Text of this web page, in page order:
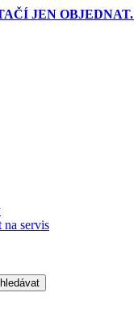
JEN OBJEDNAT.
na servis